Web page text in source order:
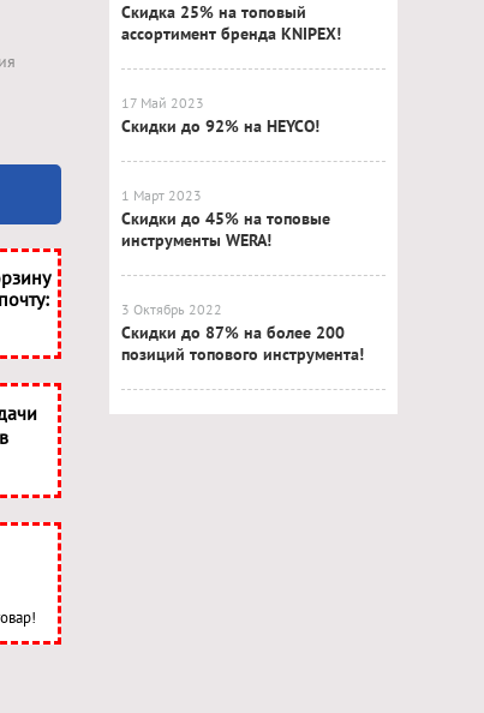
Скидка 25% на топовый
ассортимент бренда KNIPEX!
17 Май 2023
Скидки до 92% на HEYCO!
1 Март 2023
Скидки до 45% на топовые
инструменты WERA!
3 Октябрь 2022
Скидки до 87% на более 200
позиций топового инструмента!